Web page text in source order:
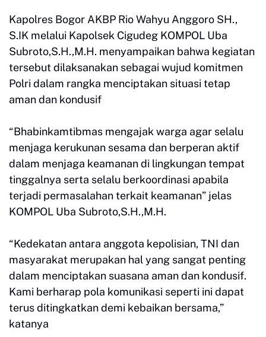
Kapolres Bogor AKBP Rio Wahyu Anggoro SH.,
S.IK melalui Kapolsek Cigudeg KOMPOL Uba
Subroto,S.H.,M.H. menyampaikan bahwa kegiatan
tersebut dilaksanakan sebagai wujud komitmen
Polri dalam rangka menciptakan situasi tetap
aman dan kondusif
“Bhabinkamtibmas mengajak warga agar selalu
menjaga kerukunan sesama dan berperan aktif
dalam menjaga keamanan di lingkungan tempat
tinggalnya serta selalu berkoordinasi apabila
terjadi permasalahan terkait keamanan” jelas
KOMPOL Uba Subroto,S.H.,M.H.
“Kedekatan antara anggota kepolisian, TNI dan
masyarakat merupakan hal yang sangat penting
dalam menciptakan suasana aman dan kondusif.
Kami berharap pola komunikasi seperti ini dapat
terus ditingkatkan demi kebaikan bersama,”
katanya